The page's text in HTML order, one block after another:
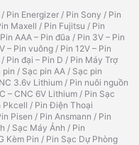
/ Pin Energizer / Pin Sony / Pin
Maxell / Pin Fujitsu / Pin
Pin AAA – Pin đũa / Pin 3V – Pin
– Pin vuông / Pin 12V – Pin
/ Pin đại – Pin D / Pin Máy Trợ
pin / Sạc pin AA / Sạc pin
3.6v Lithium / Pin nuôi nguồn
– CNC 6V Lithium / Pin Sạc
Pkcell / Pin Điện Thoại
Pisen / Pin Ansmann / Pin
/ Sạc Máy Ảnh / Pin
Kèm Pin / Pin Sạc Dự Phòng